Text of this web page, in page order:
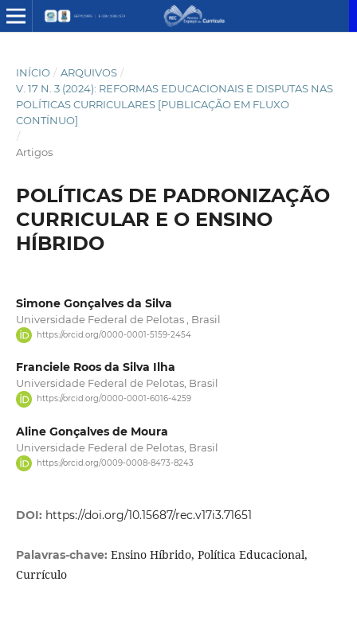
INÍCIO / ARQUIVOS /
V. 17 N. 3 (2024): REFORMAS EDUCACIONAIS E DISPUTAS NAS
POLÍTICAS CURRICULARES [PUBLICAÇÃO EM FLUXO
CONTÍNUO]
/
Artigos
POLÍTICAS DE PADRONIZAÇÃO
CURRICULAR E O ENSINO
HÍBRIDO
Simone Gonçalves da Silva
Universidade Federal de Pelotas , Brasil
https://orcid.org/0000-0001-5159-2454
Franciele Roos da Silva Ilha
Universidade Federal de Pelotas, Brasil
https://orcid.org/0000-0001-6016-4259
Aline Gonçalves de Moura
Universidade Federal de Pelotas, Brasil
https://orcid.org/0009-0008-8473-8243
DOI: https://doi.org/10.15687/rec.v17i3.71651
Palavras-chave: Ensino Híbrido, Política Educacional,
Currículo